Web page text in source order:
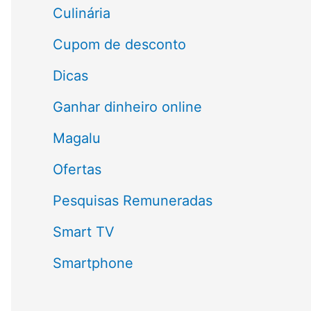
a
r
:
Culinária
Cupom de desconto
Dicas
Ganhar dinheiro online
Magalu
Ofertas
Pesquisas Remuneradas
Smart TV
Smartphone